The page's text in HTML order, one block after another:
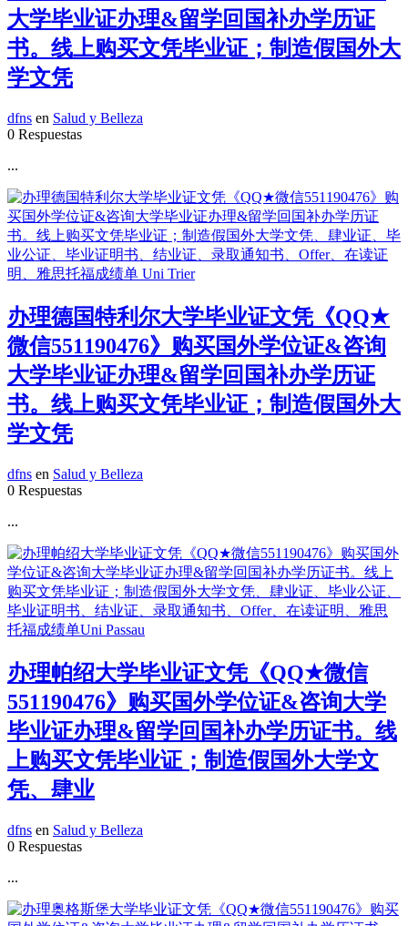
大学毕业证办理&留学回国补办学历证
书。线上购买文凭毕业证；制造假国外大
学文凭
dfns en Salud y Belleza
0 Respuestas
...
办理德国特利尔大学毕业证文凭《QQ★
微信551190476》购买国外学位证&咨询
大学毕业证办理&留学回国补办学历证
书。线上购买文凭毕业证；制造假国外大
学文凭
dfns en Salud y Belleza
0 Respuestas
...
办理帕绍大学毕业证文凭《QQ★微信
551190476》购买国外学位证&咨询大学
毕业证办理&留学回国补办学历证书。线
上购买文凭毕业证；制造假国外大学文
凭、肆业
dfns en Salud y Belleza
0 Respuestas
...